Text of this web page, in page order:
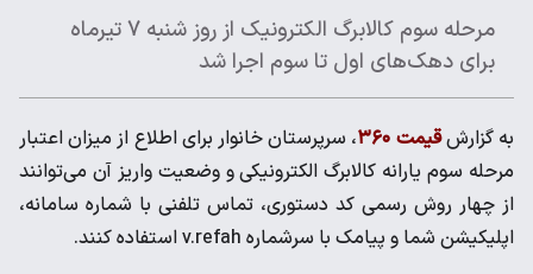
مرحله سوم کالابرگ الکترونیک از روز شنبه 7 تیرماه
برای دهک‌های اول تا سوم اجرا شد
به گزارشقیمت ۳۶۰
، سرپرستان خانوار برای اطلاع از میزان اعتبار
مرحله سوم یارانه کالابرگ الکترونیکی و وضعیت واریز آن می‌توانند
از چهار روش رسمی کد دستوری، تماس تلفنی با شماره سامانه،
اپلیکیشن شما و پیامک با سرشماره v.refah استفاده کنند.